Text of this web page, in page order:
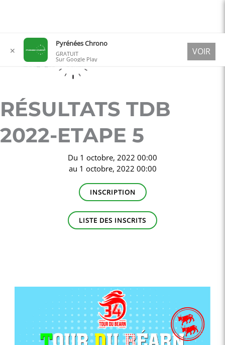
contenu
RÉSULTATS TDB
2022-ETAPE 5
Du 1 octobre, 2022 00:00
au 1 octobre, 2022 00:00
INSCRIPTION
LISTE DES INSCRITS
✕
Pyrénées Chrono
GRATUIT
Sur Google Play
VOIR